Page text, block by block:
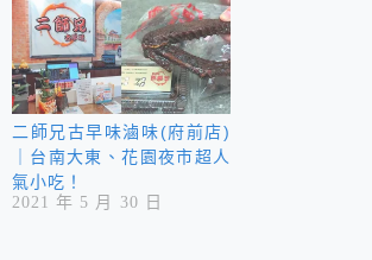
二師兄古早味滷味(府前店)
｜台南大東、花園夜市超人
氣小吃！
2021 年 5 月 30 日